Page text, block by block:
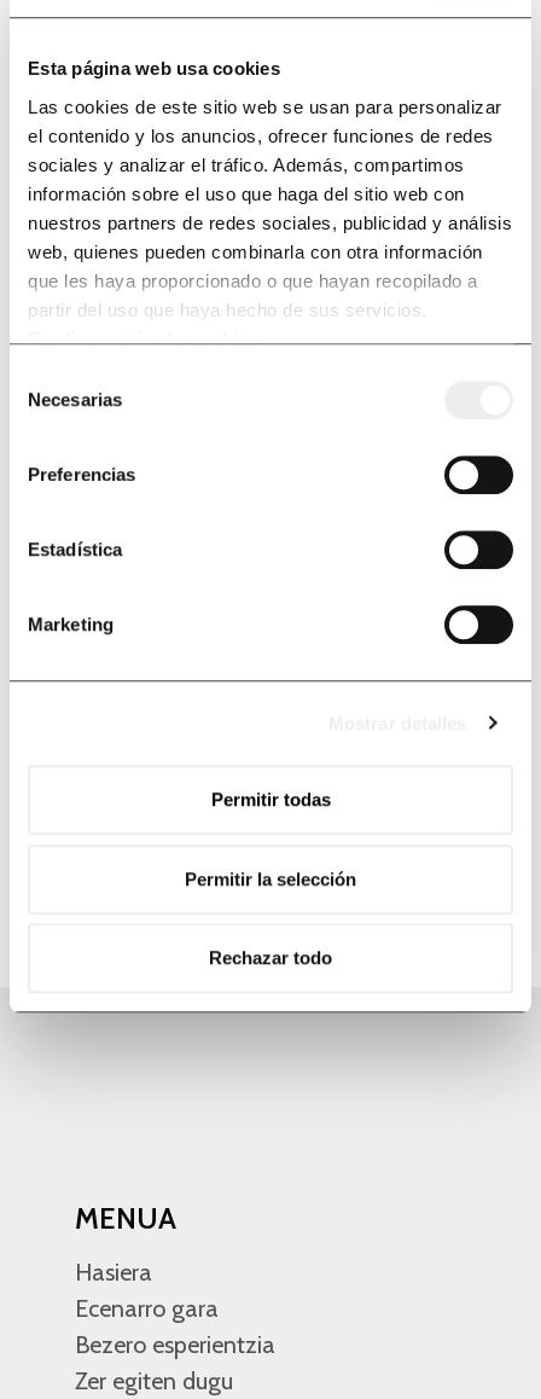
Esta página web usa cookies
Las cookies de este sitio web se usan para personalizar
el contenido y los anuncios, ofrecer funciones de redes
sociales y analizar el tráfico. Además, compartimos
información sobre el uso que haga del sitio web con
nuestros partners de redes sociales, publicidad y análisis
web, quienes pueden combinarla con otra información
que les haya proporcionado o que hayan recopilado a
partir del uso que haya hecho de sus servicios.
Configuración de cookies.
Necesarias
Preferencias
Estadística
Marketing
Permitir todas
Permitir la selección
Rechazar todo
Zirrindola duen buru zilindrikoa
MENUA
Hasiera
Ecenarro gara
Bezero esperientzia
Zer egiten dugu